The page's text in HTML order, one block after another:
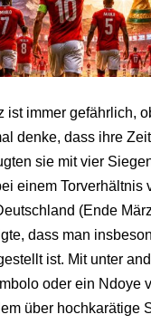
ist immer gefährlich,
denke, dass ihre
sie mit vier
einem Torverhältnis
(Ende
dass man
ist. Mit unter
oder ein Ndoye
über hochkarätige